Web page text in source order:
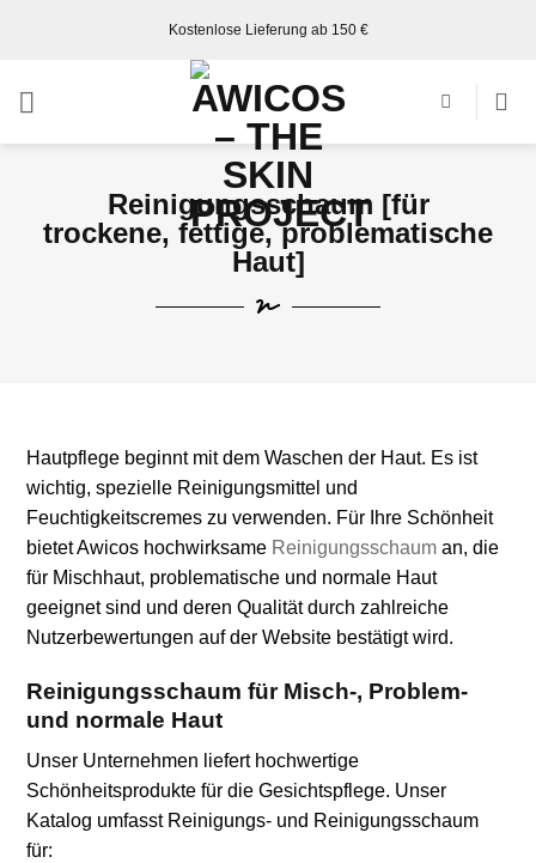
Kostenlose Lieferung ab 150 €
Reinigungsschaum [für
trockene, fettige, problematische
Haut]
Hautpflege beginnt mit dem Waschen der Haut. Es ist
wichtig, spezielle Reinigungsmittel und
Feuchtigkeitscremes zu verwenden. Für Ihre Schönheit
bietet Awicos hochwirksame Reinigungsschaum an, die
für Mischhaut, problematische und normale Haut
geeignet sind und deren Qualität durch zahlreiche
Nutzerbewertungen auf der Website bestätigt wird.
Reinigungsschaum für Misch-, Problem-
und normale Haut
Unser Unternehmen liefert hochwertige
Schönheitsprodukte für die Gesichtspflege. Unser
Katalog umfasst Reinigungs- und Reinigungsschaum
für: